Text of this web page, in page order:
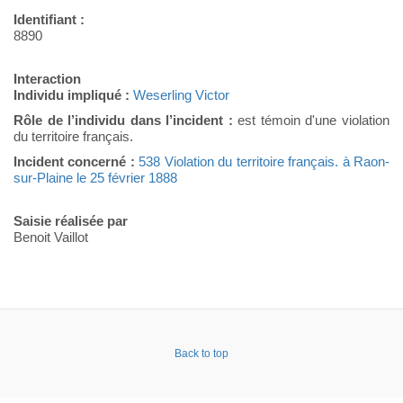
Identifiant :
8890
Interaction
Individu impliqué : Weserling Victor
Rôle de l’individu dans l’incident : est témoin d'une violation
du territoire français.
Incident concerné : 538 Violation du territoire français. à Raon-
sur-Plaine le 25 février 1888
Saisie réalisée par
Benoit Vaillot
Back to top